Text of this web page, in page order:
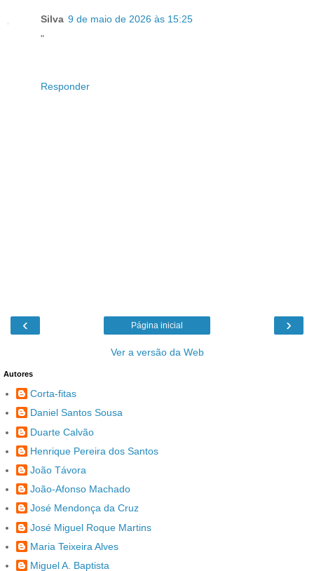
Silva 9 de maio de 2026 às 15:25
"
Responder
‹ ›
Página inicial
Ver a versão da Web
Autores
Corta-fitas
Daniel Santos Sousa
Duarte Calvão
Henrique Pereira dos Santos
João Távora
João-Afonso Machado
José Mendonça da Cruz
José Miguel Roque Martins
Maria Teixeira Alves
Miguel A. Baptista